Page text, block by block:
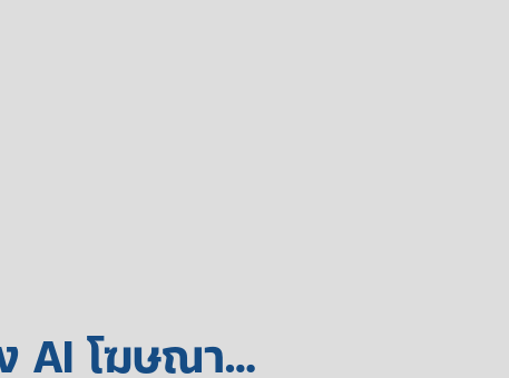
AI โฆษณา…